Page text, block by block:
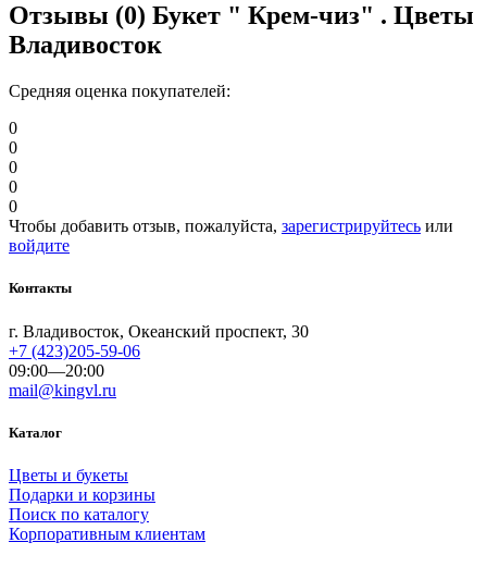
Отзывы (0) Букет " Крем-чиз" . Цветы
Владивосток
Средняя оценка покупателей:
0
0
0
0
0
Чтобы добавить отзыв, пожалуйста, зарегистрируйтесь или
войдите
Контакты
г. Владивосток, Океанский проспект, 30
+7 (423)205-59-06
09:00—20:00
mail@kingvl.ru
Каталог
Цветы и букеты
Подарки и корзины
Поиск по каталогу
Корпоративным клиентам